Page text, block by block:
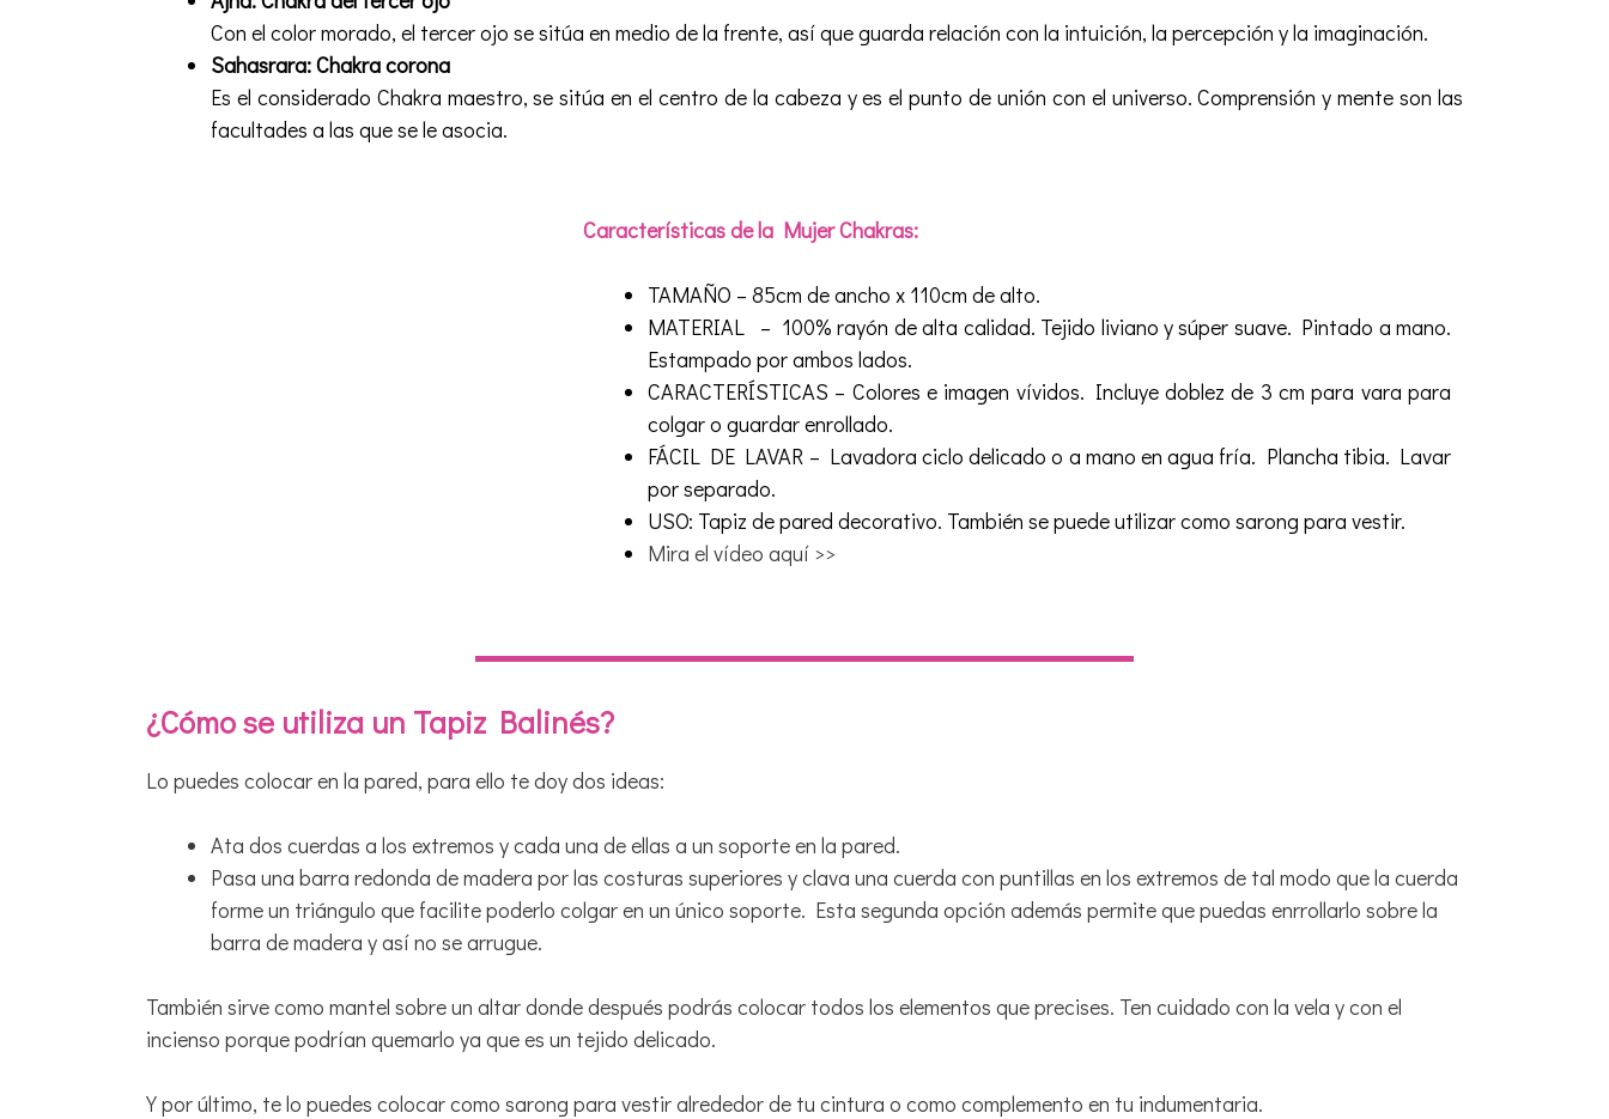
Con el color morado, el tercer ojo se sitúa en medio de la frente, así que guarda relación con la intuición, la percepción y la imaginación.
Sahasrara: Chakra corona
Es el considerado Chakra maestro, se sitúa en el centro de la cabeza y es el punto de unión con el universo. Comprensión y mente son las
facultades a las que se le asocia.
Características de la Mujer Chakras:
TAMAÑO – 85cm de ancho x 110cm de alto.
MATERIAL – 100%rayón de alta calidad. Tejido liviano y súper suave. Pintado a mano.
Estampado por ambos lados.
CARACTERÍSTICAS – Colores e imagen vívidos. Incluye doblez de 3 cm para vara para
colgar o guardar enrollado.
FÁCIL DE LAVAR – Lavadora ciclo delicado o a mano en agua fría. Plancha tibia. Lavar
por separado.
USO: Tapiz de pared decorativo. También se puede utilizar como sarong para vestir.
Mira el vídeo aquí >>
¿Cómo se utiliza un Tapiz Balinés?
Lo puedes colocar en la pared, para ello te doy dos ideas:
Ata dos cuerdas a los extremos y cada una de ellas a un soporte en la pared.
Pasa una barra redonda de madera por las costuras superiores y clava una cuerda con puntillas en los extremos de tal modo que la cuerda
forme un triángulo que facilite poderlo colgar en un único soporte. Esta segunda opción además permite que puedas enrrollarlo sobre la
barra de madera y así no se arrugue.
También sirve como mantel sobre un altar donde después podrás colocar todos los elementos que precises. Ten cuidado con la vela y con el
incienso porque podrían quemarlo ya que es un tejido delicado.
Y por último, te lo puedes colocar como sarong para vestir alrededor de tu cintura o como complemento en tu indumentaria.